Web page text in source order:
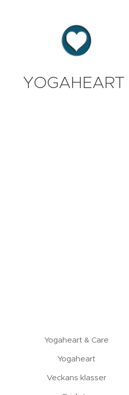
YOGAHEART
Yogaheart & Care
Yogaheart
Veckans klasser